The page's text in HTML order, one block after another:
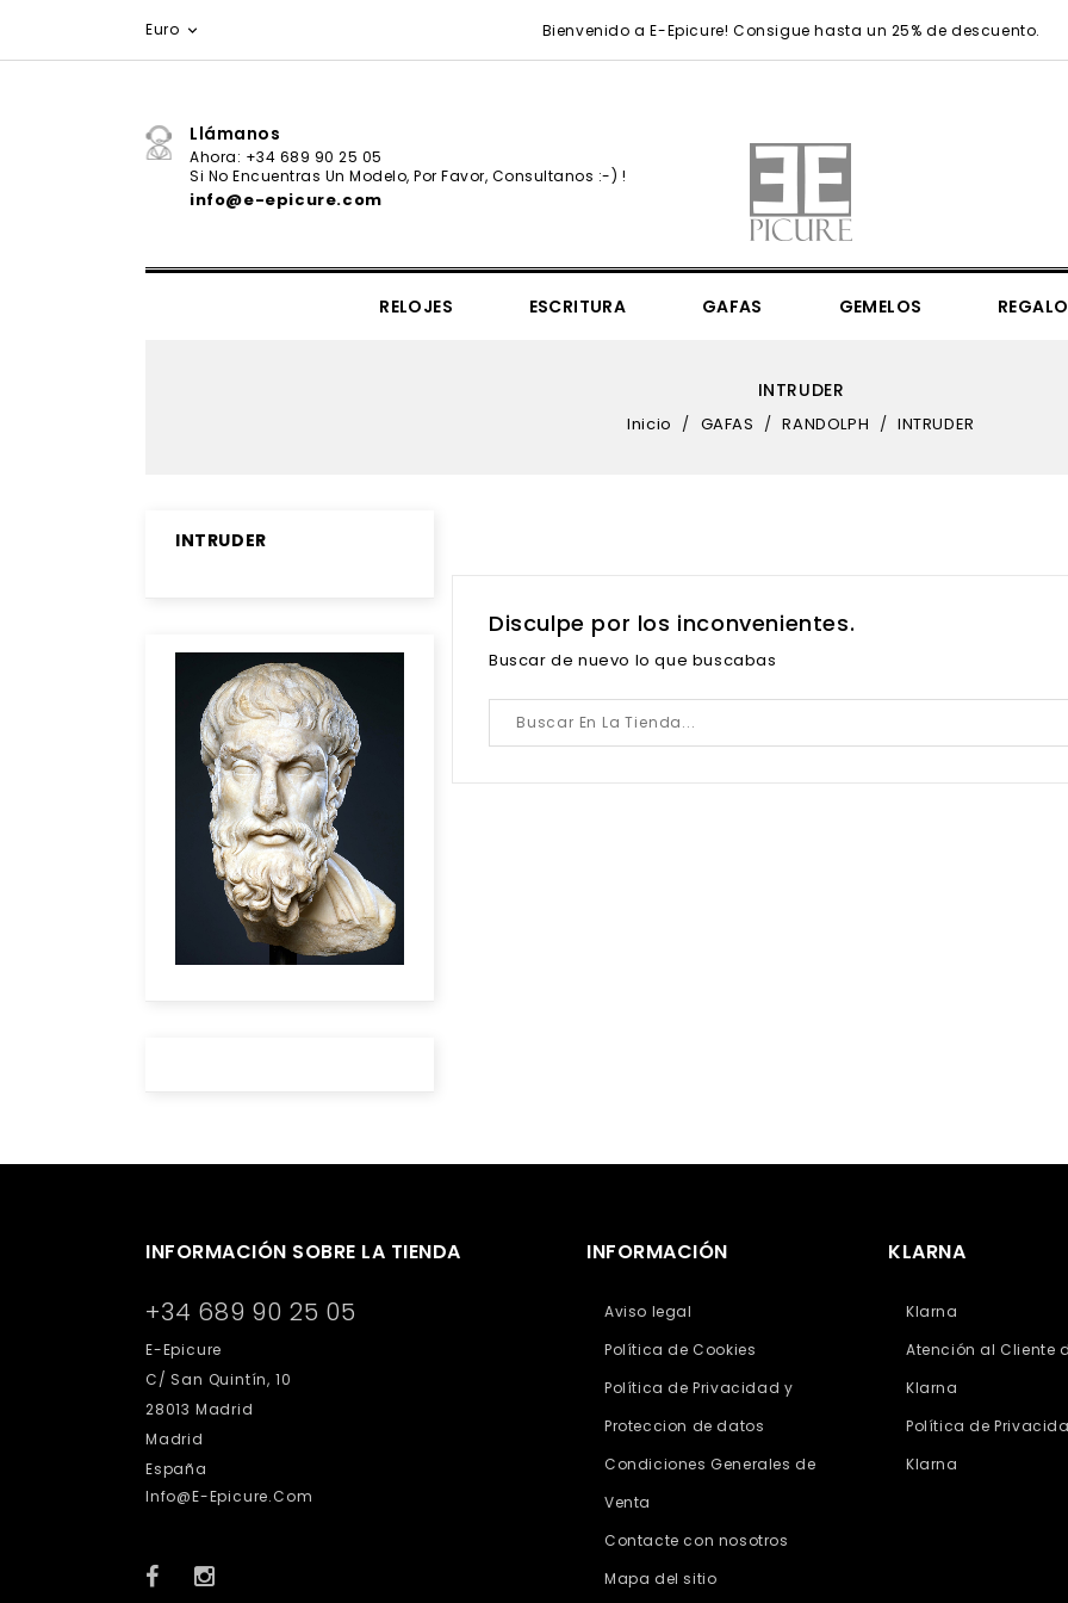
Euro  Bienvenido a E-Epicure! Consigue hasta un 25% de descuento.
Llámanos
Ahora: +34 689 90 25 05
Si No Encuentras Un Modelo, Por Favor, Consultanos :-) !
info@e-epicure.com
RELOJES ESCRITURA GAFAS GEMELOS
INTRUDER
Inicio GAFAS RANDOLPH INTRUDER
INTRUDER
Disculpe por los inconvenientes.
Buscar de nuevo lo que buscabas
INFORMACIÓN SOBRE LA TIENDA
+34 689 90 25 05
E-Epicure
C/ San Quintín, 10
28013 Madrid
Madrid
España
Info@e-Epicure.com
INFORMACIÓN
Aviso legal
Política de Cookies
Política de Privacidad y
Proteccion de datos
Condiciones Generales de
Venta
Contacte con nosotros
Mapa del sitio
KLARNA
Klarna
Atención al Cliente
Klarna
Política de
Klarna